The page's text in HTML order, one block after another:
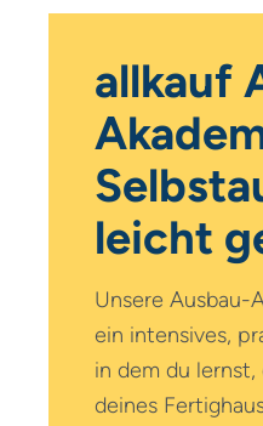
allkauf
leicht
Unsere Ausbau-
ein intensives,
in dem du lernst,
deines